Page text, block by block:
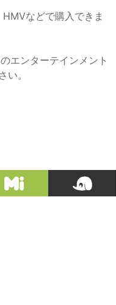
などで購入できま
エンターテインメント
。